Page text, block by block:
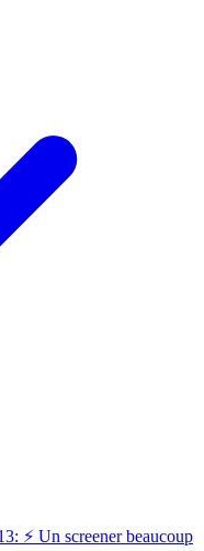
⚡️ Un screener beaucoup